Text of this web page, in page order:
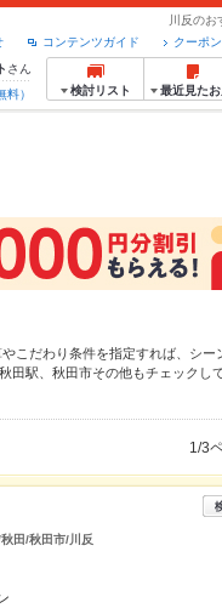
川反の
クーポ
コンテンツガイド
さん
）
検討リスト 最近見た
こだわり条件を指定すれば、シー
秋田駅 秋田市その他もチェックし
や季節のおすすめ料理など
1/3
田/秋田市/川反